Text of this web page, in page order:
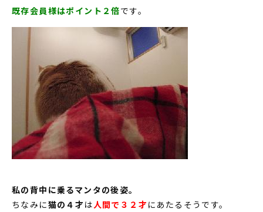
既存会員様はポイント２倍です。
私の背中に乗るマンタの後姿。
ちなみに猫の４才 は 人間で３２才 にあたるそうです。